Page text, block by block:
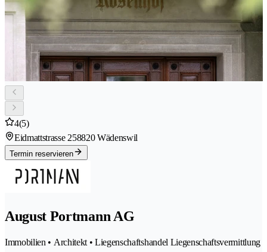
4(5)
Eidmattstrasse 258820 Wädenswil
Termin reservieren
August Portmann AG
Immobilien • Architekt • Liegenschaftshandel Liegenschaftsvermittlung